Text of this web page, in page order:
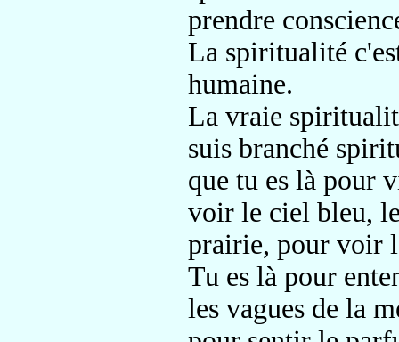
prendre
La spiritualité
humaine.
La vraie
suis branché
que tu es là pour
voir le ciel bleu,
prairie, pour voir
Tu es là pour
les vagues de la